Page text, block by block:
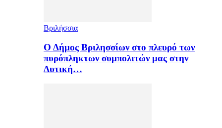
Βριλήσσια
Ο Δήμος Βριλησσίων στο πλευρό των
πυρόπληκτων συμπολιτών μας στην
Δυτική…